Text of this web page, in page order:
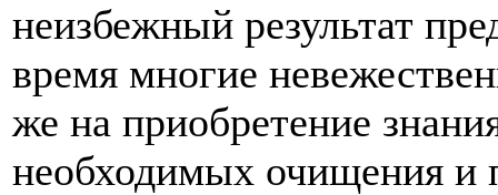
неизбежный результат
время многие
же на приобретение
необходимых очищения и